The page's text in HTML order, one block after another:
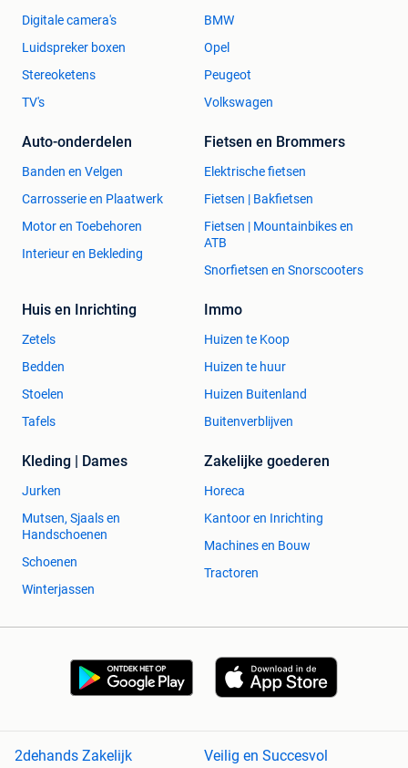
Digitale camera's
Luidspreker boxen
Stereoketens
TV's
BMW
Opel
Peugeot
Volkswagen
Auto-onderdelen
Banden en Velgen
Carrosserie en Plaatwerk
Motor en Toebehoren
Interieur en Bekleding
Fietsen en Brommers
Elektrische fietsen
Fietsen | Bakfietsen
Fietsen | Mountainbikes en
ATB
Snorfietsen en Snorscooters
Huis en Inrichting
Zetels
Bedden
Stoelen
Tafels
Immo
Huizen te Koop
Huizen te huur
Huizen Buitenland
Buitenverblijven
Kleding | Dames
Jurken
Mutsen, Sjaals en
Handschoenen
Schoenen
Winterjassen
Zakelijke goederen
Horeca
Kantoor en Inrichting
Machines en Bouw
Tractoren
2dehands Zakelijk Veilig en Succesvol